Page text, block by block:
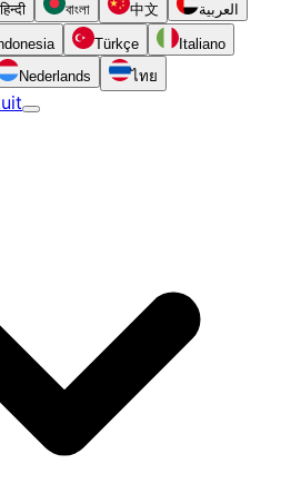
हिन्दी বাংলা 中文 العربية
Türkçe
Italiano
Nederlands
ไทย